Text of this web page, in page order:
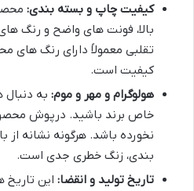
کیفیت چاپ و بسته بندی:
بالا، فونت های واضح و رنگ
تقلبی معمولاً دارای رنگ های
کیفیت است.
هولوگرام و مهر و موم: به دنبال
خاص برند باشید. درپوش
نخورده باشد. هرگونه نشانه
بندی، زنگ خطری جدی است.
تاریخ تولید و انقضا: این تاریخ